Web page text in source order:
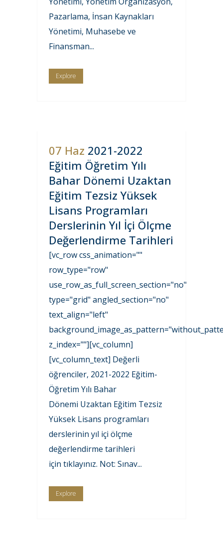
Pazarlama, İnsan Kaynakları
Yönetimi, Muhasebe ve
Finansman...
Explore
07 Haz 2021-2022
Eğitim Öğretim Yılı
Bahar Dönemi Uzaktan
Eğitim Tezsiz Yüksek
Lisans Programları
Derslerinin Yıl İçi Ölçme
Değerlendirme Tarihleri
[vc_row css_animation=""
row_type="row"
use_row_as_full_screen_section="no"
type="grid" angled_section="no"
text_align="left"
z_index=""][vc_column]
[vc_column_text] Değerli
öğrenciler, 2021-2022 Eğitim-
Öğretim Yılı Bahar
Dönemi Uzaktan Eğitim Tezsiz
Yüksek Lisans programları
derslerinin yıl içi ölçme
değerlendirme tarihleri
için tıklayınız. Not: Sınav...
Explore